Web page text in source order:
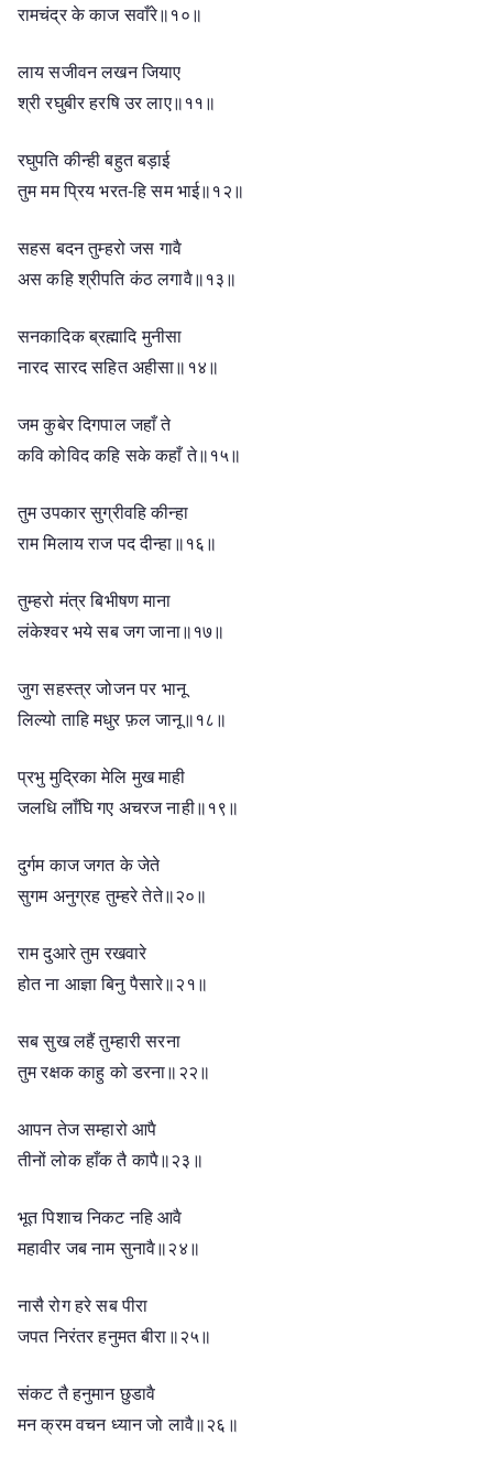
रामचंद्र के काज सवाँरे॥१०॥
लाय सजीवन लखन जियाए
श्री रघुबीर हरषि उर लाए॥११॥
रघुपति कीन्ही बहुत बड़ाई
तुम मम प्रिय भरत-हि सम भाई॥१२॥
सहस बदन तुम्हरो जस गावै
अस कहि श्रीपति कंठ लगावै॥१३॥
सनकादिक ब्रह्मादि मुनीसा
नारद सारद सहित अहीसा॥१४॥
जम कुबेर दिगपाल जहाँ ते
कवि कोविद कहि सके कहाँ ते॥१५॥
तुम उपकार सुग्रीवहि कीन्हा
राम मिलाय राज पद दीन्हा॥१६॥
तुम्हरो मंत्र बिभीषण माना
लंकेश्वर भये सब जग जाना॥१७॥
जुग सहस्त्र जोजन पर भानू
लिल्यो ताहि मधुर फ़ल जानू॥१८॥
प्रभु मुद्रिका मेलि मुख माही
जलधि लाँघि गए अचरज नाही॥१९॥
दुर्गम काज जगत के जेते
सुगम अनुग्रह तुम्हरे तेते॥२०॥
राम दुआरे तुम रखवारे
होत ना आज्ञा बिनु पैसारे॥२१॥
सब सुख लहैं तुम्हारी सरना
तुम रक्षक काहु को डरना॥२२॥
आपन तेज सम्हारो आपै
तीनों लोक हाँक तै कापै॥२३॥
भूत पिशाच निकट नहि आवै
महावीर जब नाम सुनावै॥२४॥
नासै रोग हरे सब पीरा
जपत निरंतर हनुमत बीरा॥२५॥
संकट तै हनुमान छुडावै
मन क्रम वचन ध्यान जो लावै॥२६॥